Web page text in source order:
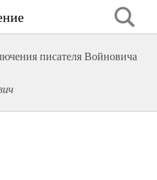
писателя Войновича